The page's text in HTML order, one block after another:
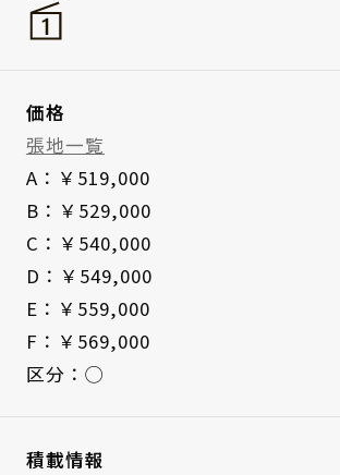
価格
張地一覧
A：￥519,000
B：￥529,000
C：￥540,000
D：￥549,000
E：￥559,000
F：￥569,000
区分：◯
積載情報